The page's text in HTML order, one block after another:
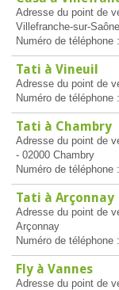
Adresse du point de
Villefranche-sur-Saône
Numéro de téléphone :
Tati à Vineuil
Adresse du point de
Numéro de téléphone :
Tati à Chambry
Adresse du point de
- 02000 Chambry
Numéro de téléphone :
Tati à Arçonnay
Adresse du point de
Arçonnay
Numéro de téléphone :
Fly à Vannes
Adresse du point de